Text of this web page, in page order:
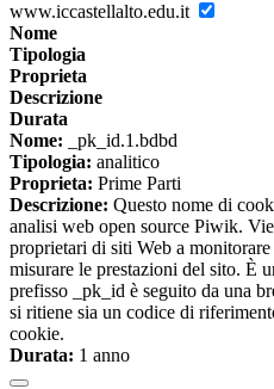
www.iccastellalto.edu.it
Nome
Tipologia
Proprieta
Descrizione
Durata
Nome: _pk_id.1.bdbd
Tipologia: analitico
Proprieta: Prime Parti
Descrizione: Questo nome di
analisi web open source Piwik.
proprietari di siti Web a
misurare le prestazioni del sito. È
prefisso _pk_id è seguito da una
si ritiene sia un codice di
cookie.
Durata: 1 anno